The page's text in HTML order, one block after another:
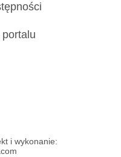
i wykonanie: